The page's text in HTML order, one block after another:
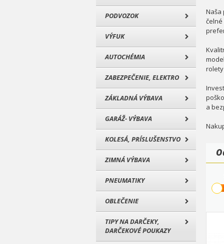
PODVOZOK
VÝFUK
AUTOCHÉMIA
ZABEZPEČENIE, ELEKTRO
ZÁKLADNÁ VÝBAVA
GARÁŽ- VÝBAVA
KOLESÁ, PRÍSLUŠENSTVO
ZIMNÁ VÝBAVA
PNEUMATIKY
OBLEČENIE
TIPY NA DARČEKY,
DARČEKOVÉ POUKAZY
Naša
a